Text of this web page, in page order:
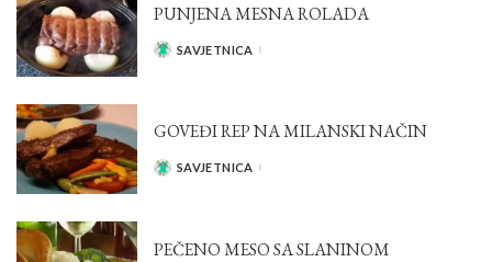
PUNJENA MESNA ROLADA
POSTED
SAVJETNICA
GOVEĐI REP NA MILANSKI NAČIN
POSTED
SAVJETNICA
PEČENO MESO SA SLANINOM